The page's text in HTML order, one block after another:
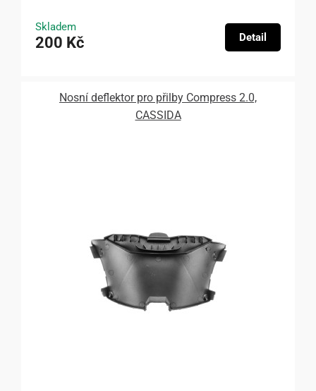
Skladem
200 Kč Detail
Nosní deflektor pro přilby Compress 2.0,
CASSIDA